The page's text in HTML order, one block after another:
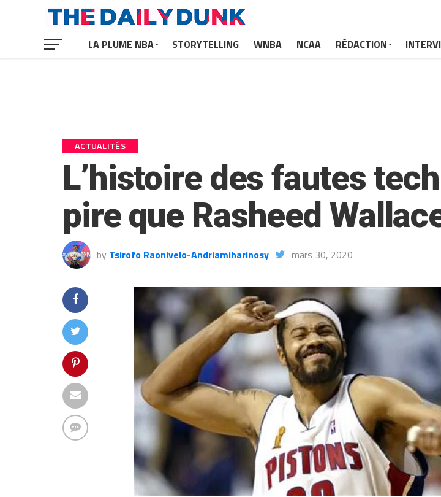
LA PLUME NBA STORYTELLING WNBA NCAA RÉDACTION
ACTUALITÉS
L’histoire des fautes
pire que Rasheed
by Tsirofo Raonivelo-Andriamiharinosy mars 30, 2020